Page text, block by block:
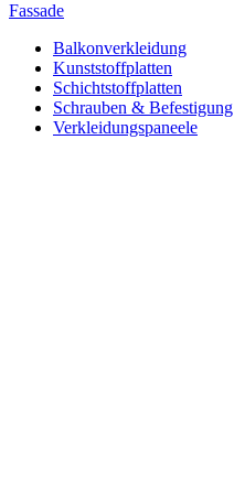
Fassade
Balkonverkleidung
Kunststoffplatten
Schichtstoffplatten
Schrauben & Befestigung
Verkleidungspaneele